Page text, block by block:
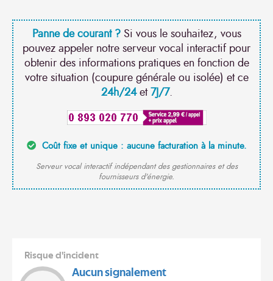
Panne de courant ?Si vous le souhaitez, vous
pouvez appeler notre serveur vocal interactif pour
obtenir des informations pratiques en fonction de
votre situation (coupure générale ou isolée) et ce
24h/24et7J/7.
Coût fixe et unique : aucune facturation à la minute.
Serveur vocal interactif indépendant des gestionnaires et des
fournisseurs d'énergie.
Risque d'incident
Aucun signalement